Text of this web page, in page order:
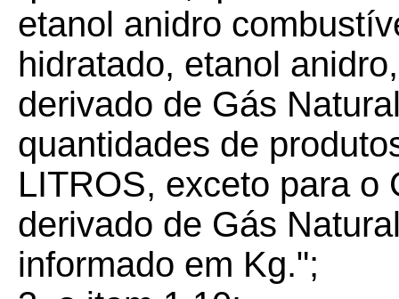
etanol anidro
hidratado, etanol
derivado de Gás
quantidades de
LITROS, exceto para o
derivado de Gás
informado em Kg.";